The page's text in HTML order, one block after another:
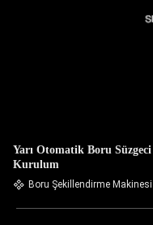
Yarı Otomatik Boru
Kurulum
Boru Şekillendirme Makinesi